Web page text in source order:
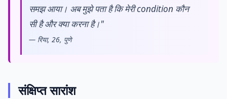
समझ आया। अब मुझे पता है कि मेरी condition कौन
सी है और क्या करना है।"
— रिया, 26, पुणे
संक्षिप्त सारांश